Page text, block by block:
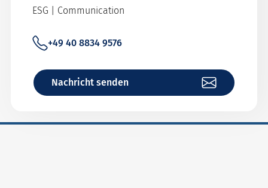
ESG | Communication
+49 40 8834 9576
Nachricht senden